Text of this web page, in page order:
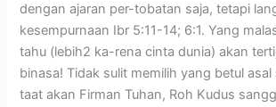
dengan ajaran per-tobatan saja, tetapi
kesempurnaan Ibr 5:11-14; 6:1. Yang
tahu (lebih2 ka-rena cinta dunia) akan
binasa! Tidak sulit memilih yang betul
taat akan Firman Tuhan, Roh Kudus